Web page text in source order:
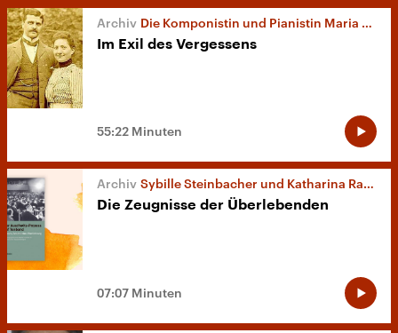
Die Komponistin und Pianistin Maria Herz
Im Exil des Vergessens
55:22 Minuten
Sybille Steinbacher und Katharina Rauschenberger: „Der Auschwitz-Prozess auf Tonband“
Die Zeugnisse der Überlebenden
07:07 Minuten